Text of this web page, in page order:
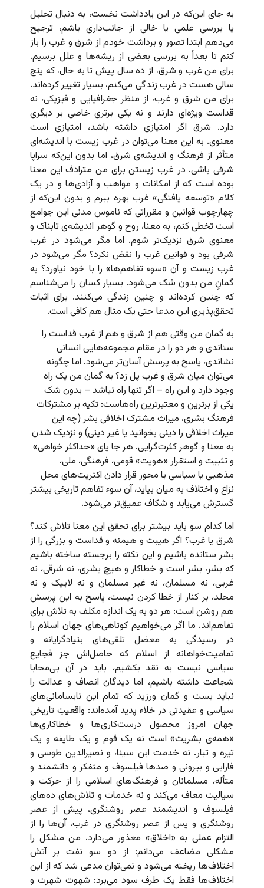
به جای این‌که در این یادداشت نخست، به دنبال تحلیل
یا بررسی علمی یا خالی از جانب‌داری باشم، ترجیح
می‌دهم ابتدا تصور و برداشت خودم از شرق و غرب را باز
کنم تا بعداً به بررسی بعضی از ریشه‌ها و علل برسیم.
برای من غرب و شرق، از ده سال پیش تا به حال، که پنج
سالی هست در غرب زندگی می‌کنم، بسیار تغییر کرده‌اند.
برای من شرق و غرب، از منظر جغرافیایی و فیزیکی، نه
قداست ویژه‌ای دارند و نه یکی برتری خاصی بر دیگری
دارد. شرق اگر امتیازی داشته باشد، امتیازی است
معنوی. به این معنا می‌توان در غرب زیست با اندیشه‌ای
متأثر از فرهنگ و اندیشه‌ی شرق، اما بدون این‌که سراپا
شرقی باشی. در غرب زیستن برای من مترادف این معنا
بوده است که از امکانات و مواهب و آزادی‌ها و در یک
کلام «توسعه یافتگی» غرب بهره ببرم و بدون این‌که از
چهارچوب قوانین و مقرراتی که ناموس مدنی این جوامع
است تخطی کنم، به معنا، روح و گوهر اندیشه‌ی تابناک و
معنوی شرق نزدیک‌تر شوم. اما مگر می‌شود در غرب
شرقی بود و قوانین غرب را نقض نکرد؟ مگر می‌شود در
غرب زیست و آن «سوء تفاهم‌ها» را با خود نیاورد؟ به
گمانِ من بدون شک می‌شود. بسیار کسان را می‌شناسم
که چنین کرده‌اند و چنین زندگی می‌کنند. برای اثبات
تحقق‌پذیری این مدعا حتی یک مثال هم کافی است.
به گمان من وقتی هم از شرق و هم از غرب قداست را
ستاندی و هر دو را در مقام مجموعه‌هایی انسانی
نشاندی، پاسخ به پرسش آسان‌تر می‌شود. اما چگونه
می‌توان میان شرق و غرب پل زد؟ به گمان من یک راه
وجود دارد و این راه – اگر تنها راه نباشد – بدون شک
یکی از برترین و معتبرترین راه‌هاست: تکیه بر مشترکات
فرهنگ بشری، میراث مشترک اخلاقی بشر (چه این
میراث اخلاقی را دینی بخوانید یا غیر دینی) و نزدیک شدن
به معنا و گوهر کثرت‌گرایی. هر جا پای «حداکثر خواهی»
و تثبیت و استقرار «هویت» قومی، فرهنگی، ملی،
مذهبی یا سیاسی با محور قرار دادن اکثریت‌های محل
نزاع و اختلاف به میان بیاید، آن سوء تفاهم تاریخی بیشتر
گسترش می‌یابد و شکاف عمیق‌تر می‌شود.
اما کدام سو باید بیشتر برای تحقق این معنا تلاش کند؟
شرق یا غرب؟ اگر هیبت و هیمنه و قداست و بزرگی را از
بشر ستانده باشیم و این نکته را برجسته ساخته باشیم
که بشر، بشر است و خطاکار و هیچ بشری، نه شرقی، نه
غربی، نه مسلمان، نه غیر مسلمان و نه لاییک و نه
محلد، بر کنار از خطا کردن نیست، پاسخ به این پرسش
هم روشن است: هر دو به یک اندازه مکلف به تلاش برای
تفاهم‌اند. ما اگر می‌خواهیم کوتاهی‌های جهان اسلام را
در رسیدگی به معضل تلقی‌های بنیادگرایانه و
تمامیت‌خواهانه از اسلام که حاصل‌اش جز فجایع
سیاسی نیست به نقد بکشیم، باید در آن بی‌محابا
شجاعت داشته باشیم، اما دیدگان انصاف و عدالت را
نباید بست و گمان ورزید که تمام این نابسامانی‌های
سیاسی و عقیدتی در خلاء پدید آمده‌اند: واقعیتِ تاریخی
جهان امروز محصول درست‌کاری‌ها و خطاکاری‌ها
«همه‌ی بشریت» است نه یک قوم و یک طایفه و یک
تیره و تبار. نه خدمت ابن سینا، و نصیرالدین طوسی و
فارابی و بیرونی و صدها فیلسوف و متفکر و دانشمند و
متأله، مسلمانان و فرهنگ‌های اسلامی را از حرکت و
سیالیت معاف می‌کند و نه خدمات و تلاش‌های ده‌های
فیلسوف و اندیشمند عصر روشنگری، پیش از عصر
روشنگری و پس از عصر روشنگری در غرب، آن‌ها را از
التزام عملی به «اخلاق» معذور می‌دارد. من مشکل را
مشکلی مضاعف می‌دانم: از دو سو نفت بر آتش
اختلاف‌ها ریخته می‌شود و نمی‌توان مدعی شد که از این
اختلاف‌ها فقط یک طرف سود می‌برد: شهوت شهرت و